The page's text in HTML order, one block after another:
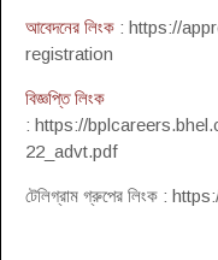
আবেদনের লিংক : https://
registration
বিজ্ঞপ্তি লিংক
: https://
22_advt.pdf
টেলিগ্রাম গ্রুপের লিংক :